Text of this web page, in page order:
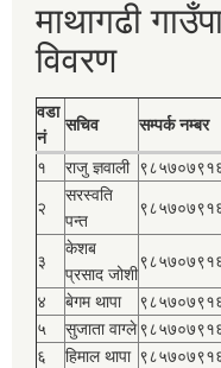
माथागढी
विवरण
वडा
नं
सचिव सम्पर्क नम्बर
१ राजु ज्ञवाली
२
सरस्वति
पन्त
३
केशब
प्रसाद जोशी
४ बेगम थापा
५
सुजाता वाग्ले
६
हिमाल थापा